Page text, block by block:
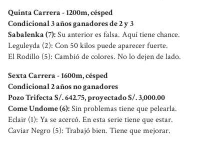
Quinta Carrera - 1200m, césped
Condicional 3 años ganadores de 2 y 3
Sabalenka (7):Su anterior es falsa. Aquí tiene chance.
Leguleyda (2): Con 50 kilos puede aparecer fuerte.
El Rodillo (5): Cambió de colores. No lo dejen de lado.
Sexta Carrera - 1600m, césped
Condicional 2 años no ganadores
Pozo Trifecta S/. 642.75, proyectado S/. 3,000.00
Come Undome (6):Sin problemas tiene que pelearla.
Eclair (1): Ya se acercó. En esta serie tiene que estar.
Caviar Negro (5): Trabajó bien. Tiene que mejorar.